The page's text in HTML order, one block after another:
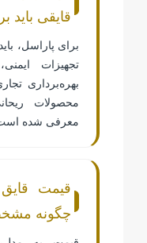
قایقی
برای پاراسل،
تجهیزات
بهره‌برداری
محصولات
معرفی شده
قیمت
چگونه